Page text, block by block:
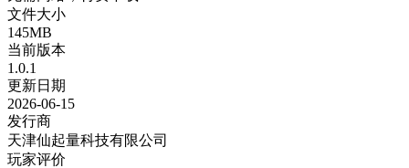
文件大小
145MB
当前版本
1.0.1
更新日期
2026-06-15
发行商
天津仙起量科技有限公司
玩家评价